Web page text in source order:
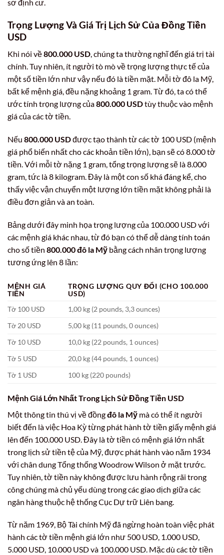
sơ định cư.
Trọng Lượng Và Giá Trị Lịch Sử Của Đồng Tiền
USD
Khi nói về800.000 USD, chúng ta thường nghĩ đến giá trị tài
chính. Tuy nhiên, ít người tò mò về trọng lượng thực tế của
một số tiền lớn như vậy nếu đó là tiền mặt. Mỗi tờ đô la Mỹ,
bất kể mệnh giá, đều nặng khoảng 1 gram. Từ đó, ta có thể
ước tính trọng lượng của800.000 USDtùy thuộc vào mệnh
giá của các tờ tiền.
Nếu 800.000 USDđược tạo thành từ các tờ 100 USD (mệnh
giá phổ biến nhất cho các khoản tiền lớn), bạn sẽ có 8.000 tờ
tiền. Với mỗi tờ nặng 1 gram, tổng trọng lượng sẽ là 8.000
gram, tức là 8 kilogram. Đây là một con số khá đáng kể, cho
thấy việc vận chuyển một lượng lớn tiền mặt không phải là
điều đơn giản và an toàn.
Bảng dưới đây minh họa trọng lượng của 100.000 USD với
các mệnh giá khác nhau, từ đó bạn có thể dễ dàng tính toán
cho số tiền 800.000 đô la Mỹ bằng cách nhân trọng lượng
tương ứng lên 8 lần:
MỆNH GIÁ
TIỀN
TRỌNG LƯỢNG QUY ĐỔI (CHO 100.000
USD)
Tờ 100 USD
1,00 kg (2 pounds, 3,3 ounces)
Tờ 20 USD
5,00 kg (11 pounds, 0 ounces)
Tờ 10 USD
10,0 kg (22 pounds, 1 ounces)
Tờ 5 USD
20,0 kg (44 pounds, 1 ounces)
Tờ 1 USD
100 kg (220 pounds)
Mệnh Giá Lớn Nhất Trong Lịch Sử Đồng Tiền USD
Một thông tin thú vị về đồngđô la Mỹ mà có thể ít người
biết đến là việc Hoa Kỳ từng phát hành tờ tiền giấy mệnh giá
lên đến 100.000 USD. Đây là tờ tiền có mệnh giá lớn nhất
trong lịch sử tiền tệ của Mỹ, được phát hành vào năm 1934
với chân dung Tổng thống Woodrow Wilson ở mặt trước.
Tuy nhiên, tờ tiền này không được lưu hành rộng rãi trong
công chúng mà chủ yếu dùng trong các giao dịch giữa các
ngân hàng thuộc hệ thống Cục Dự trữ Liên bang.
Từ năm 1969, Bộ Tài chính Mỹ đã ngừng hoàn toàn việc phát
hành các tờ tiền mệnh giá lớn như 500 USD, 1.000 USD,
5.000 USD, 10.000 USD và 100.000 USD. Mặc dù các tờ tiền